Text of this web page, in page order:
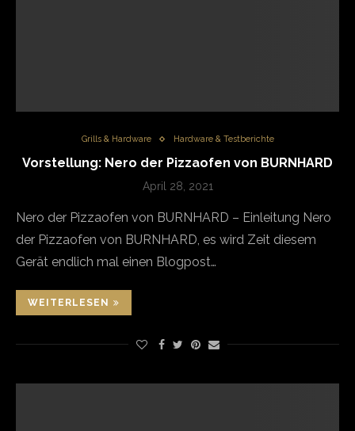
Grills & Hardware Hardware & Testberichte
Vorstellung: Nero der Pizzaofen von BURNHARD
April 28, 2021
Nero der Pizzaofen von BURNHARD – Einleitung Nero
der Pizzaofen von BURNHARD, es wird Zeit diesem
Gerät endlich mal einen Blogpost…
WEITERLESEN